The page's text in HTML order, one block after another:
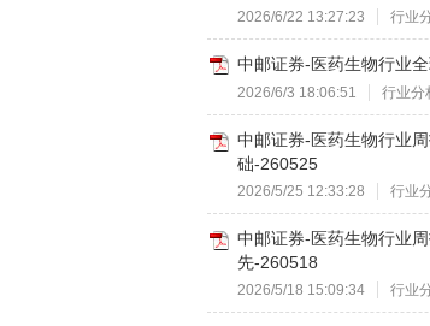
2026/6/22 13:27:23 行业
中邮证券-医药生物行业
2026/6/3 18:06:51 行业分
中邮证券-医药生物行业
础-260525
2026/5/25 12:33:28 行业
中邮证券-医药生物行业
先-260518
2026/5/18 15:09:34 行业